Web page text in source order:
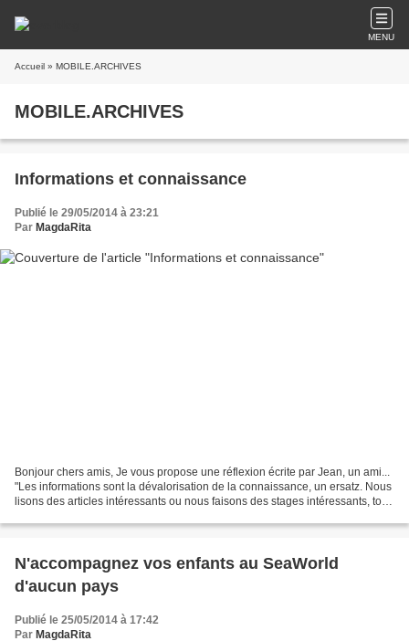
MENU
Accueil » MOBILE.ARCHIVES
MOBILE.ARCHIVES
Informations et connaissance
Publié le 29/05/2014 à 23:21
Par MagdaRita
Bonjour chers amis, Je vous propose une réflexion écrite par Jean, un ami...
"Les informations sont la dévalorisation de la connaissance, un ersatz. Nous
lisons des articles intéressants ou nous faisons des stages intéressants, tout
N'accompagnez vos enfants au SeaWorld
d'aucun pays
Publié le 25/05/2014 à 17:42
Par MagdaRita